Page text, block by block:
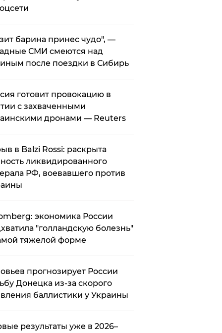
барина принес чудо", —
СМИ смеются над
после поездки в Сибирь
готовит провокацию в
с захваченными
дронами — Reuters
в Balzi Rossi: раскрыта
ликвидированного
РФ, воевавшего против
экономика России
"голландскую болезнь"
тяжелой форме
прогнозирует России
Донецка из-за скорого
баллистики у Украины
результаты уже в 2026–